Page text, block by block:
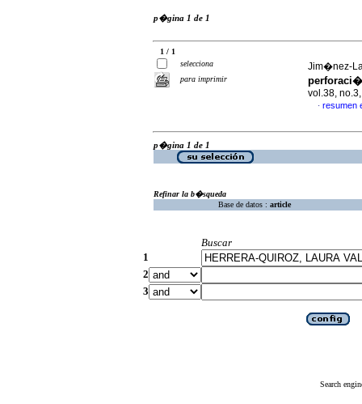
p�gina 1 de 1
1 / 1
selecciona
para imprimir
Jim�nez-
vol.38,
· resumen
p�gina 1 de 1
Refinar la b�squeda
Base de datos : article
Buscar
1
2
3
Search